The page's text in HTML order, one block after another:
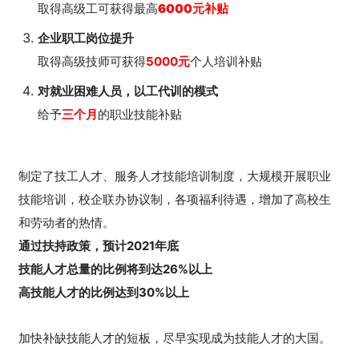
取得高级工可获得最高6000元补贴
企业职工岗位提升
取得高级技师可获得5000元个人培训补贴
对就业困难人员，以工代训的模式
给予三个月 的职业技能补贴
制定了技工人才、服务人才技能培训制度，大规模开展职业
技能培训，校企联办协议制，各项福利待遇，增加了高校生
和劳动者的热情。
通过扶持政策，预计2021年底
技能人才总量的比例将到达26%以上
高技能人才的比例达到30%以上
加快补缺技能人才的短板，尽早实现成为技能人才的大国。